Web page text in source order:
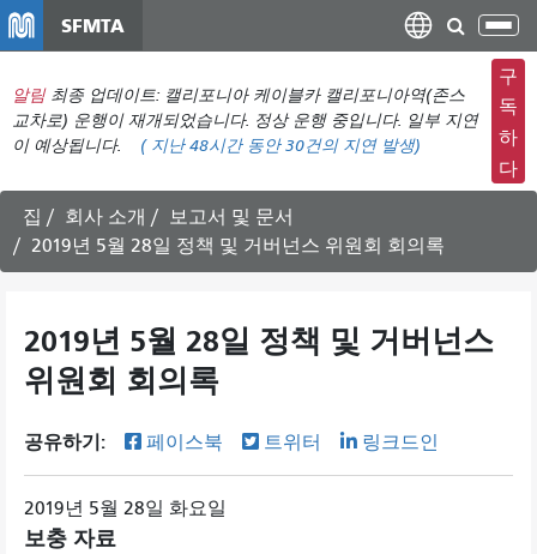
텐
츠
로
건
너
뛰
기
SFMTA
탐
색
메
뉴
전
환
알림 최종 업데이트: 캘리포니아 케이블카 캘리포니아역(존스
교차로) 운행이 재개되었습니다. 정상 운행 중입니다. 일부 지연
이 예상됩니다.
( 지난 48시간 동안30건의 지연 발생)
구
독
하
다
집 회사 소개
보고서 및 문서
2019년 5월 28일 정책 및 거버넌스 위원회 회의록
2019년 5월 28일 정책 및 거버넌스
위원회 회의록
공유하기: 페이스북 트위터 링크드인
2019년 5월 28일 화요일
보충 자료